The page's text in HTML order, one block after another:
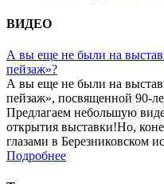
ВИДЕО
А вы еще не были на
пейзаж»?
А вы еще не были на
пейзаж», посвященной 90-
Предлагаем небольшую
открытия выставки!Но,
глазами в Березниковском
Подробнее